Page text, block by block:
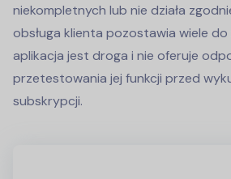
niekompletnych lub nie działa
obsługa klienta pozostawia wiele
aplikacja jest droga i nie oferuje
przetestowania jej funkcji przed
subskrypcji.